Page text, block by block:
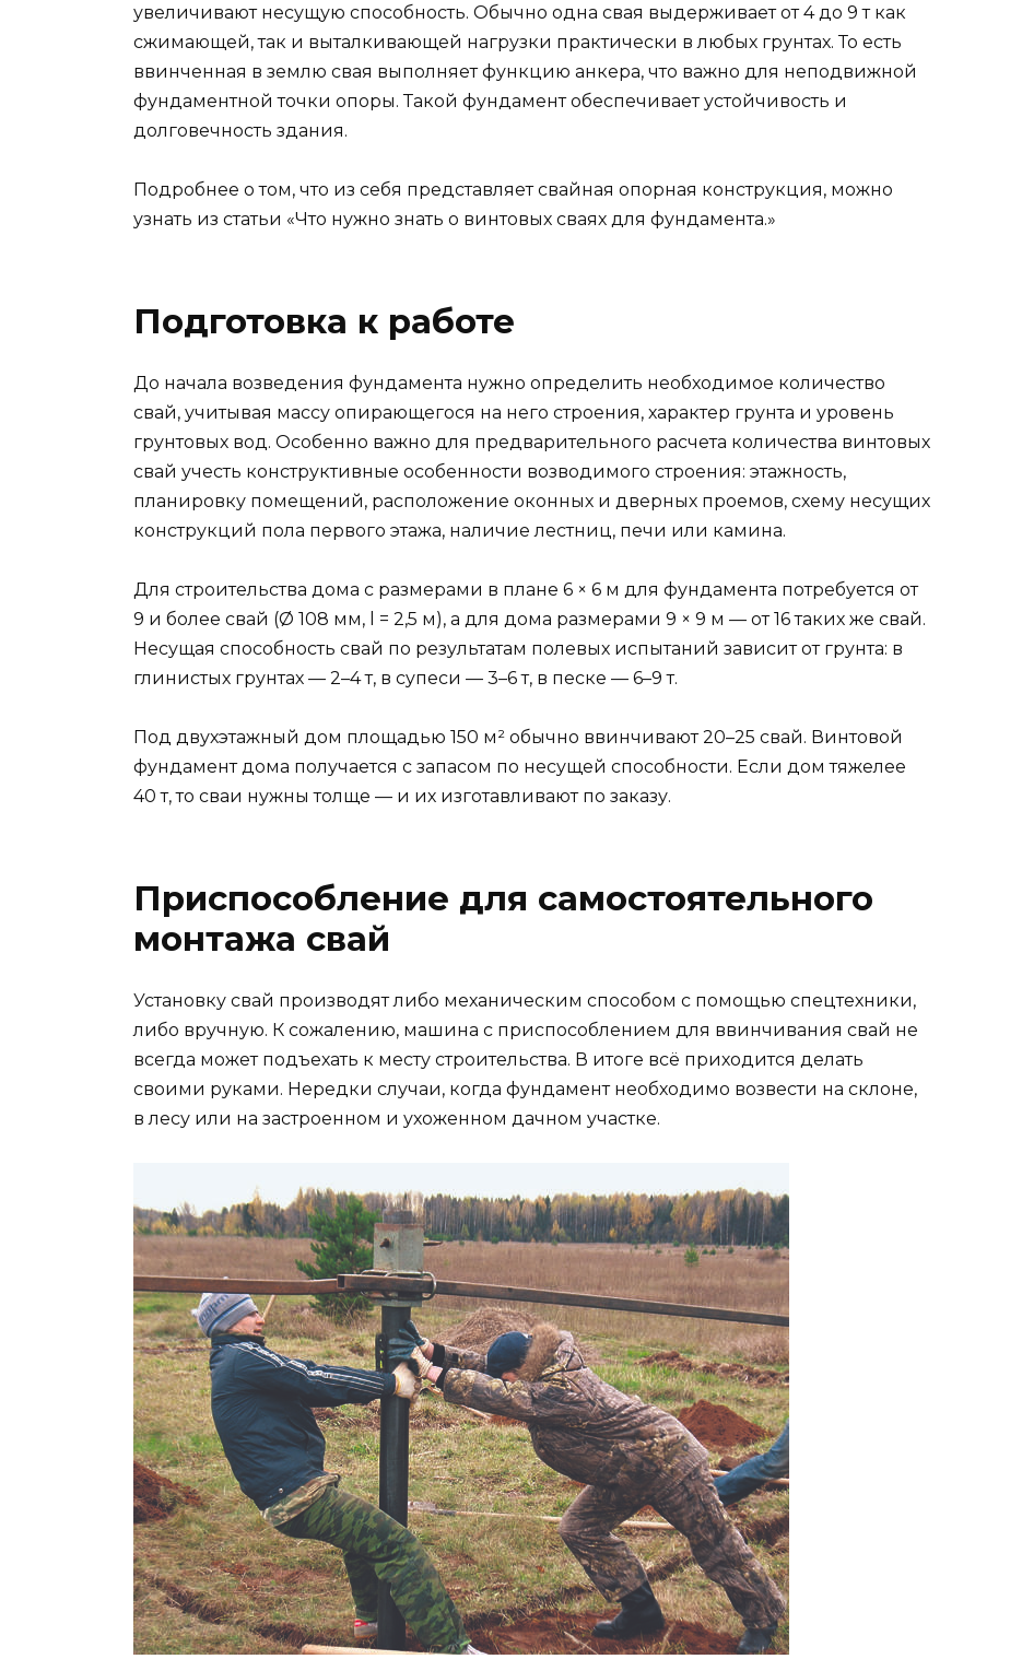
увеличивают несущую способность. Обычно одна свая выдерживает от 4 до 9 т как
сжимающей, так и выталкивающей нагрузки практически в любых грунтах. То есть
ввинченная в землю свая выполняет функцию анкера, что важно для неподвижной
фундаментной точки опоры. Такой фундамент обеспечивает устойчивость и
долговечность здания.
Подробнее о том, что из себя представляет свайная опорная конструкция, можно
узнать из статьи «Что нужно знать о винтовых сваях для фундамента.»
Подготовка к работе
До начала возведения фундамента нужно определить необходимое количество
свай, учитывая массу опирающегося на него строения, характер грунта и уровень
грунтовых вод. Особенно важно для предварительного расчета количества винтовых
свай учесть конструктивные особенности возводимого строения: этажность,
планировку помещений, расположение оконных и дверных проемов, схему несущих
конструкций пола первого этажа, наличие лестниц, печи или камина.
Для строительства дома с размерами в плане 6 × 6 м для фундамента потребуется от
9 и более свай (Ø 108 мм, l = 2,5 м), а для дома размерами 9 × 9 м — от 16 таких же свай.
Несущая способность свай по результатам полевых испытаний зависит от грунта: в
глинистых грунтах — 2–4 т, в супеси — 3–6 т, в песке — 6–9 т.
Под двухэтажный дом площадью 150 м² обычно ввинчивают 20–25 свай. Винтовой
фундамент дома получается с запасом по несущей способности. Если дом тяжелее
40 т, то сваи нужны толще — и их изготавливают по заказу.
Приспособление для самостоятельного
монтажа свай
Установку свай производят либо механическим способом с помощью спецтехники,
либо вручную. К сожалению, машина с приспособлением для ввинчивания свай не
всегда может подъехать к месту строительства. В итоге всё приходится делать
своими руками. Нередки случаи, когда фундамент необходимо возвести на склоне,
в лесу или на застроенном и ухоженном дачном участке.